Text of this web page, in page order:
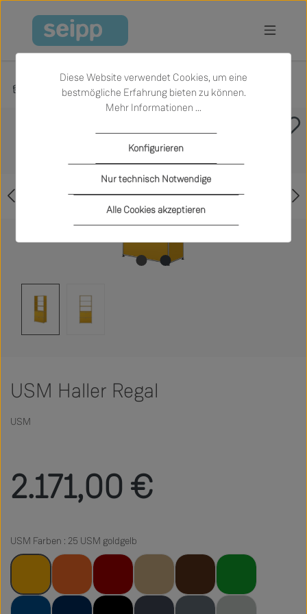
Zum Hauptinhalt springen
Produkte Wohnen Regale und Schränke
USM Haller Regal
USM
2.171,00 €
USM Farben : 25 USM goldgelb
25 USM goldgelb26 USM reinorange23 USM Rubinrot31 USM beige22 USM braun28 USM grün
Diese Website verwendet Cookies, um eine
bestmögliche Erfahrung bieten zu können.
Mehr Informationen ...
Nur technisch Notwendige
Konfigurieren
Alle Cookies akzeptieren